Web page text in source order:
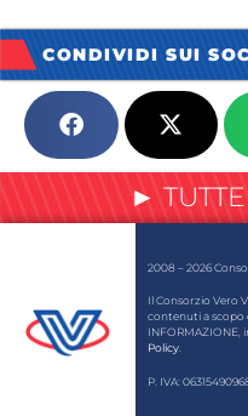
CONDIVIDI SUI
►
2008 – 2026
Il Consorzio Vero
contenuti a scopo
INFORMAZIONE,
Policy.
P. IVA: